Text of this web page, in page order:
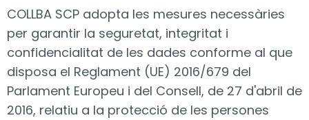
COLLBA SCP adopta les mesures necessàries
per garantir la seguretat, integritat i
confidencialitat de les dades conforme al que
disposa el Reglament (UE) 2016/679 del
Parlament Europeu i del Consell, de 27 d'abril de
2016, relatiu a la protecció de les persones